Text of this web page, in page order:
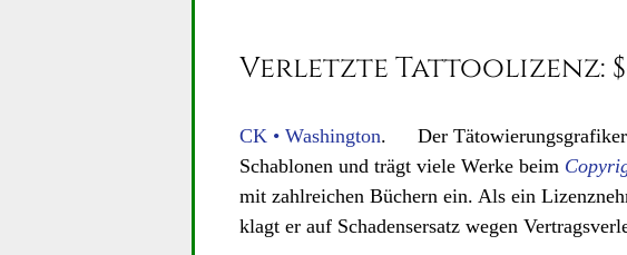
Verletzte Tattoolizenz:
CK • Washington. Der Tätowierungsgrafiker
Schablonen und trägt viele Werke beim
mit zahlreichen Büchern ein. Als ein
klagt er auf Schadensersatz wegen